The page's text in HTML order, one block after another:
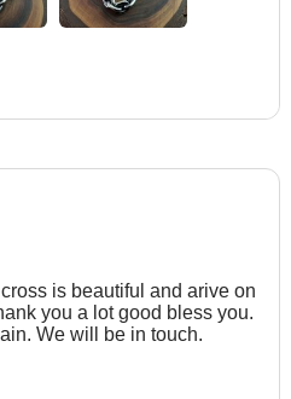
is beautiful and arive on
you a lot good bless you.
We will be in touch.